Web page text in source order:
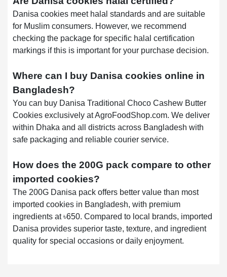
Danisa cookies meet halal standards and are suitable
for Muslim consumers. However, we recommend
checking the package for specific halal certification
markings if this is important for your purchase decision.
Where can I buy Danisa cookies online in
Bangladesh?
You can buy Danisa Traditional Choco Cashew Butter
Cookies exclusively at AgroFoodShop.com. We deliver
within Dhaka and all districts across Bangladesh with
safe packaging and reliable courier service.
How does the 200G pack compare to other
imported cookies?
The 200G Danisa pack offers better value than most
imported cookies in Bangladesh, with premium
ingredients at ৳650. Compared to local brands, imported
Danisa provides superior taste, texture, and ingredient
quality for special occasions or daily enjoyment.